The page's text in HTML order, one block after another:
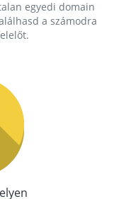
egyedi domain
a számodra